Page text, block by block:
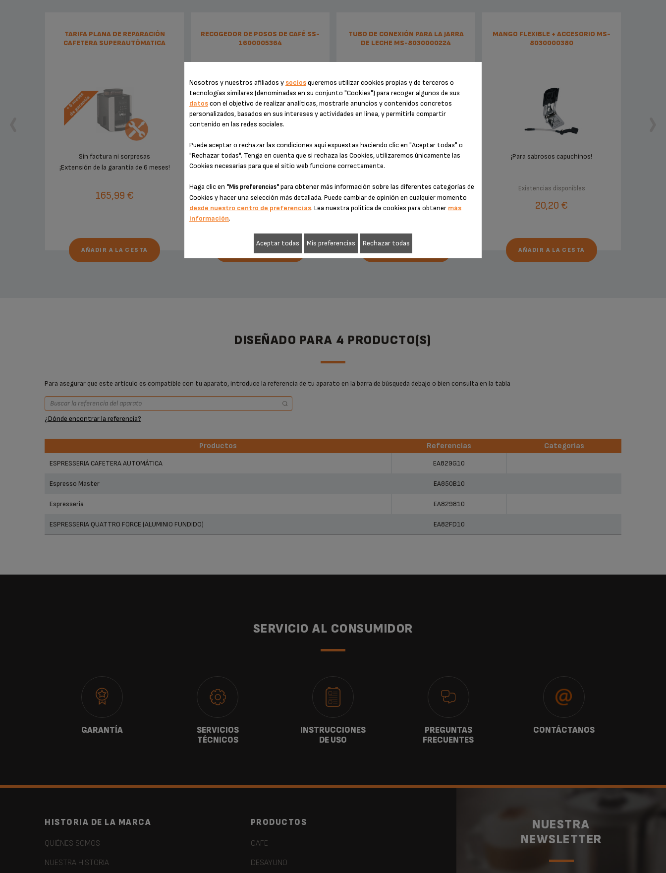
TARIFA PLANA DE REPARACIÓN
CAFETERA SUPERAUTÓMATICA
Sin factura ni sorpresas
¡Extensión de la garantía de 6 meses!
165,99 €
AÑADIR A LA CESTA
RECOGEDOR DE POSOS DE CAFÉ SS-
1600005364
Recuerde vaciarlo con asiduidad
Existencias disponibles
27,30 €
TUBO DE CONEXIÓN PARA LA JARRA
DE LECHE MS-8030000224
Fundamental para instalar la jarra de
Existencias disponibles
11,10 €
MANGO FLEXIBLE + ACCESORIO MS-
8030000380
¡Para sabrosos capuchinos!
Existencias disponibles
20,20 €
AÑADIR A LA CESTA
DISEÑADO PARA 4 PRODUCTO(S)
Para asegurar que este artículo es compatible con tu aparato, introduce la referencia de tu aparato en la barra de búsqueda debajo o bien consulta en la tabla
¿Dónde encontrar la referencia?
Productos Referencias
Categorias
ESPRESSERIA CAFETERA AUTOMÁTICA EA829G10
Espresso Master EA850B10
Espresseria EA829810
ESPRESSERIA QUATTRO FORCE (ALUMINIO FUNDIDO) EA82FD10
SERVICIO AL CONSUMIDOR
GARANTÍA
SERVICIOS
TÉCNICOS
INSTRUCCIONES
DE USO
PREGUNTAS
FRECUENTES
CONTÁCTANOS
PRODUCTOS
CAFE
DESAYUNO
HISTORIA DE LA MARCA
QUIÉNES SOMOS
NUESTRA HISTORIA
NUESTRA
NEWSLETTER
Nosotros y nuestros afiliados y sociosqueremos utilizar cookies propias y de terceros o
tecnologías similares (denominadas en su conjunto "Cookies") para recoger algunos de sus
datoscon el objetivo de realizar analíticas, mostrarle anuncios y contenidos concretos
personalizados, basados en sus intereses y actividades en línea, y permitirle compartir
contenido en las redes sociales.
Puede aceptar o rechazar las condiciones aquí expuestas haciendo clic en "Aceptar todas" o
"Rechazar todas". Tenga en cuenta que si rechaza las Cookies, utilizaremos únicamente las
Cookies necesarias para que el sitio web funcione correctamente.
Haga clic en "Mis preferencias"para obtener más información sobre las diferentes categorías de
Cookies y hacer una selección más detallada. Puede cambiar de opinión en cualquier momento
desde nuestro centro de preferencias. Lea nuestra política de cookies para obtener más
información.
Aceptar todas Mis preferencias Rechazar todas